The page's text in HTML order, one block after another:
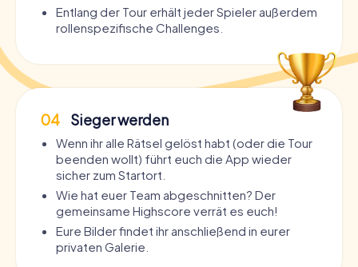
Entlang der Tour erhält jeder Spieler außerdem
rollenspezifische Challenges.
04 Sieger werden
Wenn ihr alle Rätsel gelöst habt (oder die Tour
beenden wollt) führt euch die App wieder
sicher zum Startort.
Wie hat euer Team abgeschnitten? Der
gemeinsame Highscore verrät es euch!
Eure Bilder findet ihr anschließend in eurer
privaten Galerie.